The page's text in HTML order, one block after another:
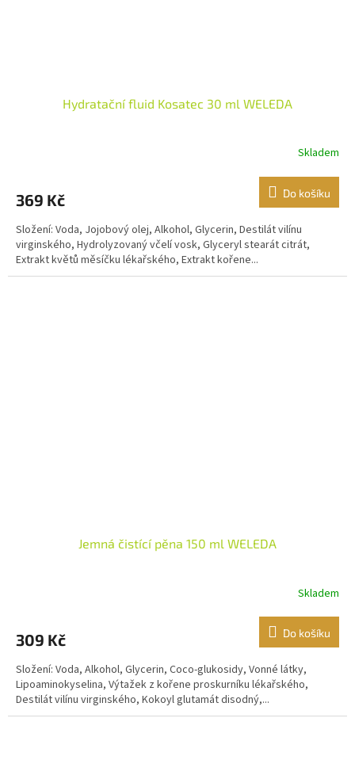
Hydratační fluid Kosatec 30 ml WELEDA
Skladem
369 Kč Do košíku
Složení: Voda, Jojobový olej, Alkohol, Glycerin, Destilát vilínu
virginského, Hydrolyzovaný včelí vosk, Glyceryl stearát citrát,
Extrakt květů měsíčku lékařského, Extrakt kořene...
Jemná čistící pěna 150 ml WELEDA
Skladem
309 Kč Do košíku
Složení: Voda, Alkohol, Glycerin, Coco-glukosidy, Vonné látky,
Lipoaminokyselina, Výtažek z kořene proskurníku lékařského,
Destilát vilínu virginského, Kokoyl glutamát disodný,...